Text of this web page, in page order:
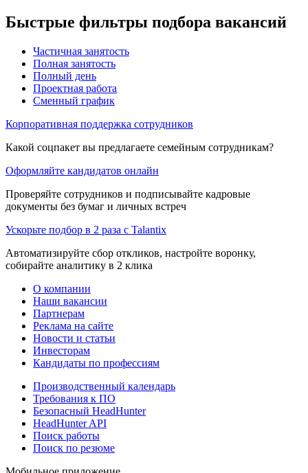
Быстрые фильтры подбора вакансий
Частичная занятость
Полная занятость
Полный день
Проектная работа
Сменный график
Корпоративная поддержка сотрудников
Какой соцпакет вы предлагаете семейным сотрудникам?
Оформляйте кандидатов онлайн
Проверяйте сотрудников и подписывайте кадровые
документы без бумаг и личных встреч
Ускорьте подбор в 2 раза с Talantix
Автоматизируйте сбор откликов, настройте воронку,
собирайте аналитику в 2 клика
О компании
Наши вакансии
Партнерам
Реклама на сайте
Новости и статьи
Инвесторам
Кандидаты по профессиям
Производственный календарь
Требования к ПО
Безопасный HeadHunter
HeadHunter API
Поиск работы
Поиск по резюме